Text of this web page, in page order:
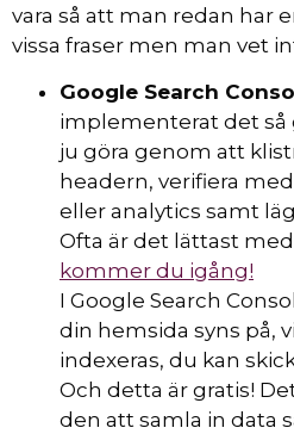
vara så att man redan har
vissa fraser men man vet
Google Search
implementerat det så
ju göra genom att
headern, verifiera
eller analytics samt
Ofta är det lättast
kommer du igång!
I Google Search
din hemsida syns på,
indexeras, du kan
Och detta är gratis!
den att samla in data